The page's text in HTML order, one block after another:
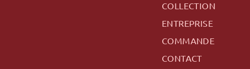
COLLECTION
ENTREPRISE
COMMANDE
CONTACT